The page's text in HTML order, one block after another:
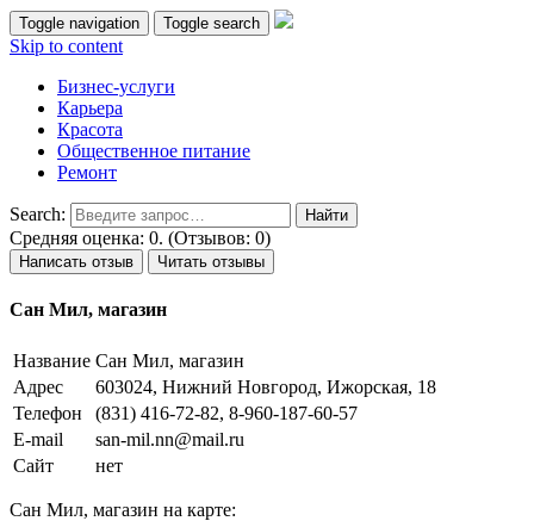
Toggle navigation Toggle search
Skip to content
Бизнес-услуги
Карьера
Красота
Общественное питание
Ремонт
Search:
Средняя оценка: 0. (Отзывов: 0)
Написать отзыв Читать отзывы
Сан Мил, магазин
Название Сан Мил, магазин
Адрес
603024, Нижний Новгород, Ижорская, 18
Телефон
(831) 416-72-82, 8-960-187-60-57
E-mail
san-mil.nn@mail.ru
Сайт
нет
Сан Мил, магазин на карте: